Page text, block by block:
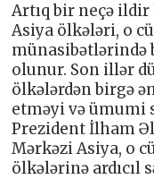
Artıq bir neçə ildir
Asiya ölkələri, o
münasibətlərində
olunur. Son illər
ölkələrdən birgə
etməyi və ümumi
Prezident İlham
Mərkəzi Asiya, o
ölkələrinə ardıcıl